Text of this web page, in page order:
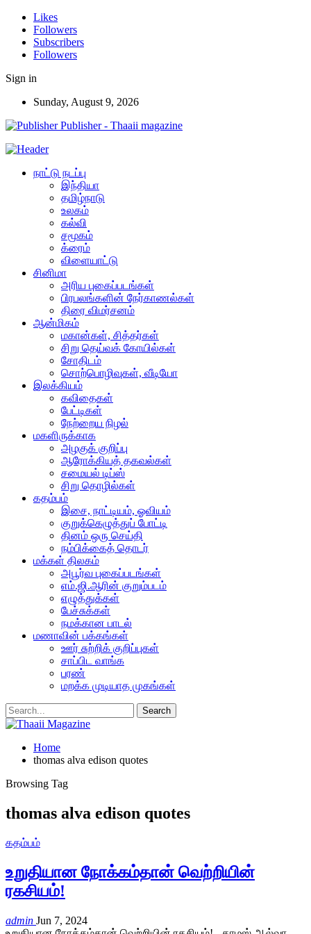
Likes
Followers
Subscribers
Followers
Sign in
Sunday, August 9, 2026
Publisher - Thaaii magazine
நாட்டு நடப்பு
இந்தியா
தமிழ்நாடு
உலகம்
கல்வி
சமூகம்
க்ரைம்
விளையாட்டு
சினிமா
அரிய புகைப்படங்கள்
பிரபலங்களின் நேர்காணல்கள்
திரை விமர்சனம்
ஆன்மிகம்
மகான்கள், சித்தர்கள்
சிறு தெய்வக் கோயில்கள்
சோதிடம்
சொற்பொழிவுகள், வீடியோ
இலக்கியம்
கவிதைகள்
பேட்டிகள்
நேற்றைய நிழல்
மகளிருக்காக
அழகுக் குறிப்பு
ஆரோக்கியத் தகவல்கள்
சமையல் டிப்ஸ்
சிறு தொழில்கள்
கதம்பம்
இசை, நாட்டியம், ஓவியம்
குறுக்கெழுத்துப் போட்டி
தினம் ஒரு செய்தி
நம்பிக்கைத் தொடர்
மக்கள் திலகம்
அபூர்வ புகைப்படங்கள்
எம்.ஜி.ஆரின் குறும்படம்
எழுத்துக்கள்
பேச்சுக்கள்
நமக்கான பாடல்
மணாவின் பக்கங்கள்
ஊர் சுற்றிக் குறிப்புகள்
சாப்பிட வாங்க
பரண்
மறக்க முடியாத முகங்கள்
Home
thomas alva edison quotes
Browsing Tag
thomas alva edison quotes
கதம்பம்
உறுதியான நோக்கம்தான் வெற்றியின்
ரகசியம்!
admin Jun 7, 2024